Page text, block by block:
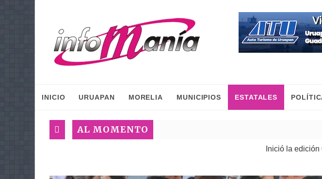
INICIO URUAPAN MORELIA MUNICIPIOS ESTATALES
AL MOMENTO
Inició la edición 60, de la